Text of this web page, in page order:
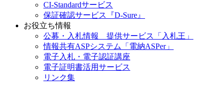
CI-Standardサービス
保証確認サービス『D-Sure』
お役立ち情報
公募・入札情報 提供サービス「入札王」
情報共有ASPシステム「電納ASPer」
電子入札・電子認証講座
電子証明書活用サービス
リンク集